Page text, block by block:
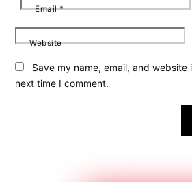
Email*
Website
Save my name, email, and
next time I comment.